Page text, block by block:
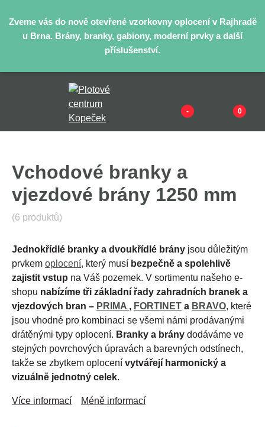
Zveme vás do nově otevřené vzorkovny oplocení v Rajhradě
u Brna. Brány, branky, gabiony, moderní prvky a další
příslušenství.
- 0
Vchodové branky a
vjezdové brány 1250 mm
(6 produktů)
Jednokřídlé branky a dvoukřídlé brány jsou důležitým
prvkem oplocení, který musí bezpečně a spolehlivě
zajistit vstup na Váš pozemek. V sortimentu našeho e-
shopu nabízíme tři základní řady zahradních branek a
vjezdových bran – PRIMA , FORTINET a BRAVO, které
jsou vhodné pro kombinaci se všemi námi prodávanými
drátěnými typy oplocení. Branky a brány dodáváme ve
stejných povrchových úpravách a barevných odstínech,
takže se zbytkem oplocení vytvářejí harmonický a
vizuálně jednotný celek.
Více informací Méně informací